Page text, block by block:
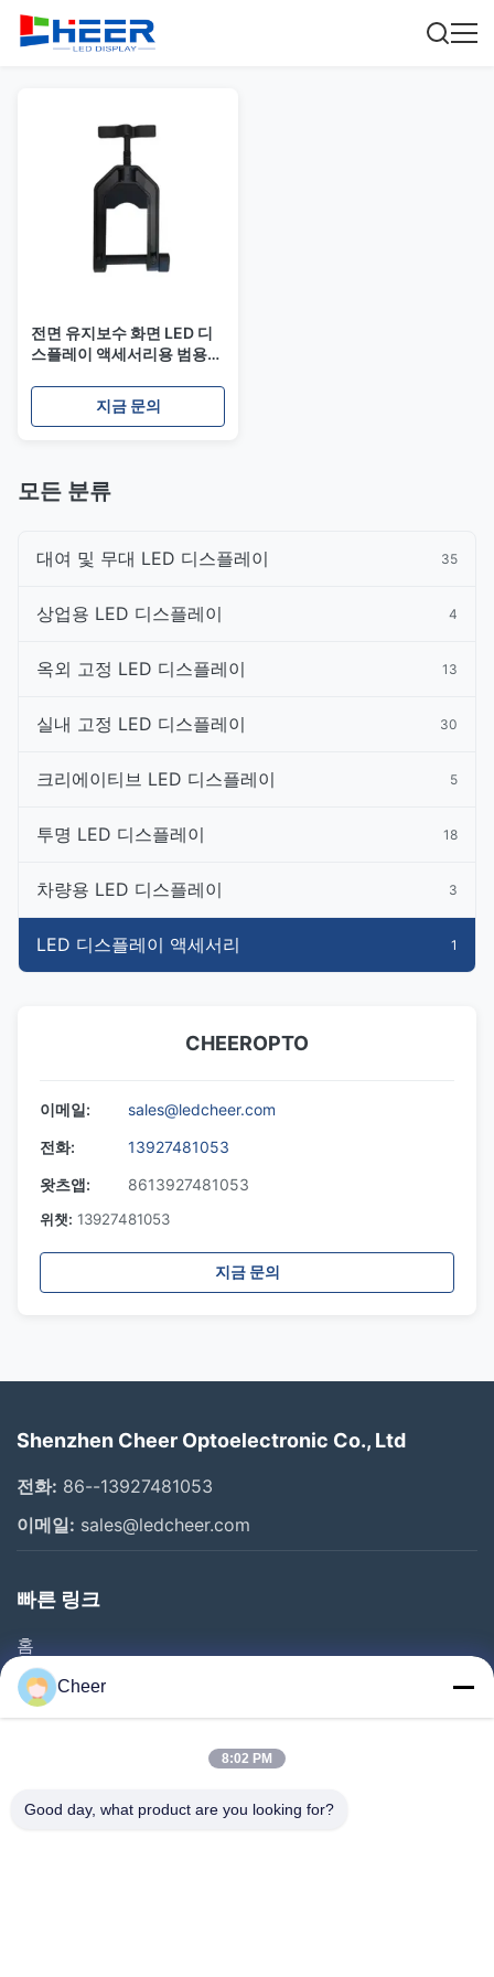
전면 유지보수 화면 LED 디
스플레이 액세서리용 범용
지금 문의
모든 분류
대여 및 무대 LED 디스플레이 35
상업용 LED 디스플레이 4
옥외 고정 LED 디스플레이 13
실내 고정 LED 디스플레이 30
크리에이티브 LED 디스플레이 5
투명 LED 디스플레이 18
차량용 LED 디스플레이 3
LED 디스플레이 액세서리 1
CHEEROPTO
이메일:
sales@ledcheer.com
전화:
13927481053
왓츠앱:
8613927481053
위챗: 13927481053
지금 문의
Shenzhen Cheer Optoelectronic Co., Ltd
전화: 86--13927481053
이메일: sales@ledcheer.com
빠른 링크
홈
제품 소개
회사 소개
품질 관리
Cheer
8:02 PM
Good day, what product are you looking for?